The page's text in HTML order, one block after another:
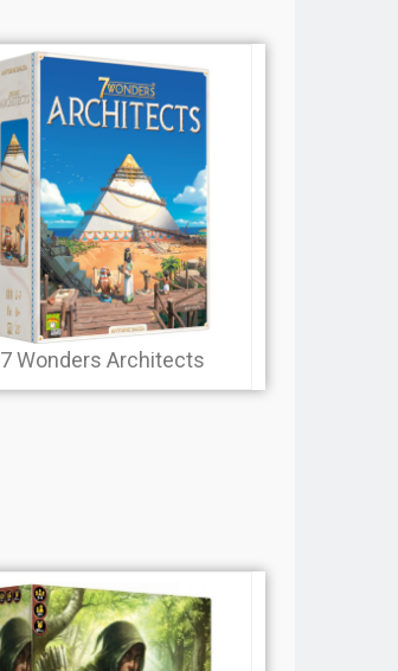
7 Wonders Architects